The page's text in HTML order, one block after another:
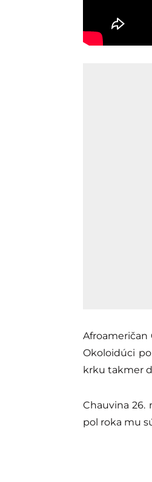
Afroameričan
Okoloidúci
krku takmer
Chauvina 26.
pol roka mu